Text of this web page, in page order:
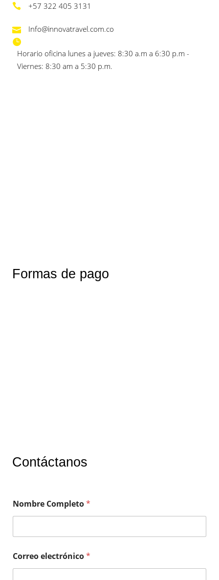
+57 322 405 3131
Info@innovatravel.com.co
Horario oficina lunes a jueves: 8:30 a.m a 6:30 p.m -
Viernes: 8:30 am a 5:30 p.m.
Formas de pago
Contáctanos
Nombre Completo*
Correo electrónico*